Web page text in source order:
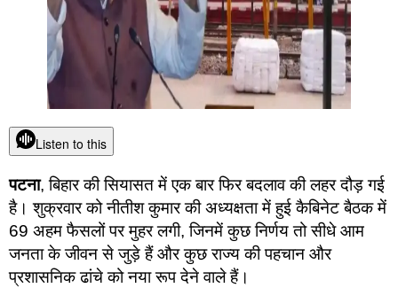
Listen to this
पटना, बिहार की सियासत में एक बार फिर बदलाव की लहर दौड़ गई
है। शुक्रवार को नीतीश कुमार की अध्यक्षता में हुई कैबिनेट बैठक में
69 अहम फैसलों पर मुहर लगी, जिनमें कुछ निर्णय तो सीधे आम
जनता के जीवन से जुड़े हैं और कुछ राज्य की पहचान और
प्रशासनिक ढांचे को नया रूप देने वाले हैं।